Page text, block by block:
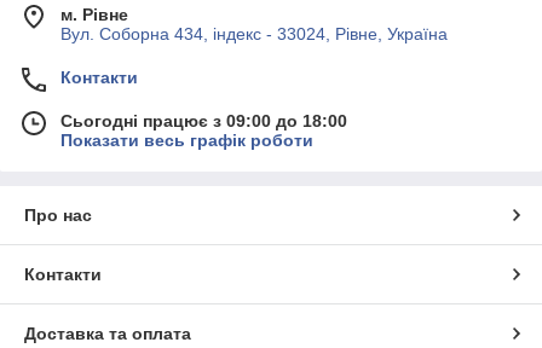
м. Рівне
Вул. Соборна 434, індекс - 33024, Рівне, Україна
Контакти
Сьогодні працює з 09:00 до 18:00
Показати весь графік роботи
Про нас
Контакти
Доставка та оплата